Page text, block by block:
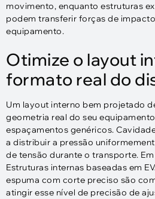
movimento, enquanto estruturas
podem transferir forças de
equipamento.
Otimize o layout
formato real do
Um layout interno bem projetado
geometria real do seu
espaçamentos genéricos.
a distribuir a pressão
de tensão durante o transporte.
Estruturas internas baseadas em
espuma com corte preciso são
atingir esse nível de precisão de